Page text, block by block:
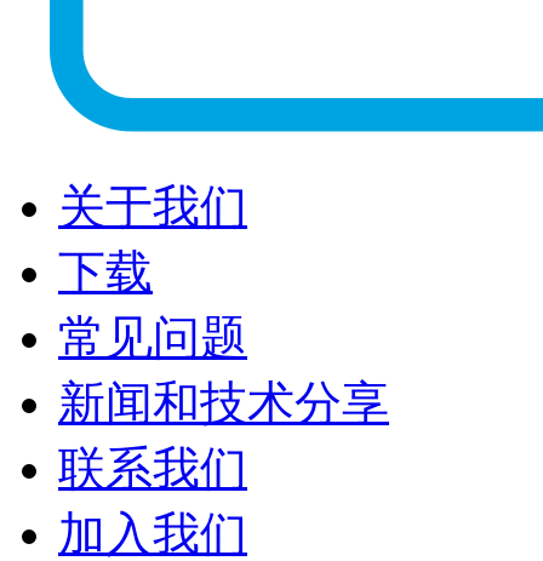
关于我们
下载
常见问题
新闻和技术分享
联系我们
加入我们